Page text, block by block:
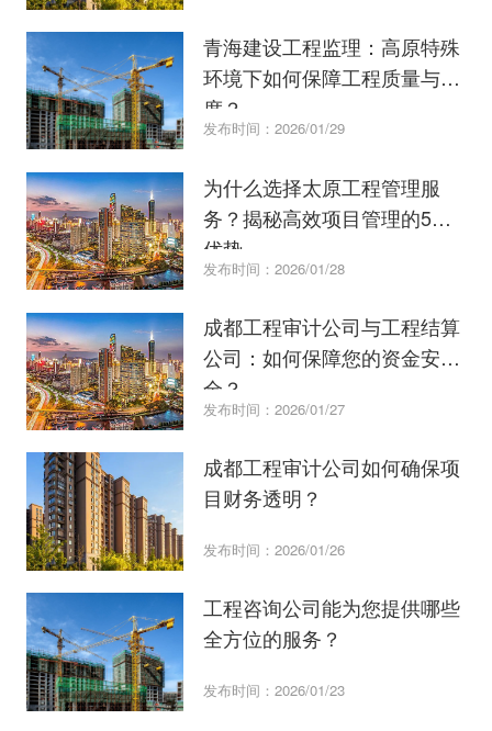
青海建设工程监理：高原特殊
环境下如何保障工程质量与进
度？
发布时间：2026/01/29
为什么选择太原工程管理服
务？揭秘高效项目管理的5大
优势
发布时间：2026/01/28
成都工程审计公司与工程结算
公司：如何保障您的资金安
全？
发布时间：2026/01/27
成都工程审计公司如何确保项
目财务透明？
发布时间：2026/01/26
工程咨询公司能为您提供哪些
全方位的服务？
发布时间：2026/01/23